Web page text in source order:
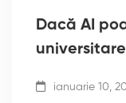
Dacă AI
ianuarie 10,